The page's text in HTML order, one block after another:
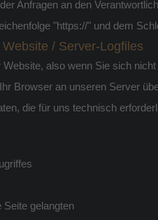
Anfragen an den
"https://" und dem
/ Server-Logfiles
also wenn Sie sich
Browser an unseren Server
die für uns technisch
Seite gelangten